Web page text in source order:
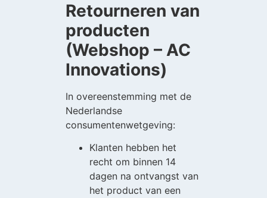
Retourneren van
producten
(Webshop – AC
Innovations)
In overeenstemming met de
Nederlandse
consumentenwetgeving:
Klanten hebben het
recht om binnen 14
dagen na ontvangst van
het product van een